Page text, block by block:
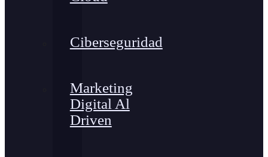
Ciberseguridad
Marketing
Digital Al
Driven